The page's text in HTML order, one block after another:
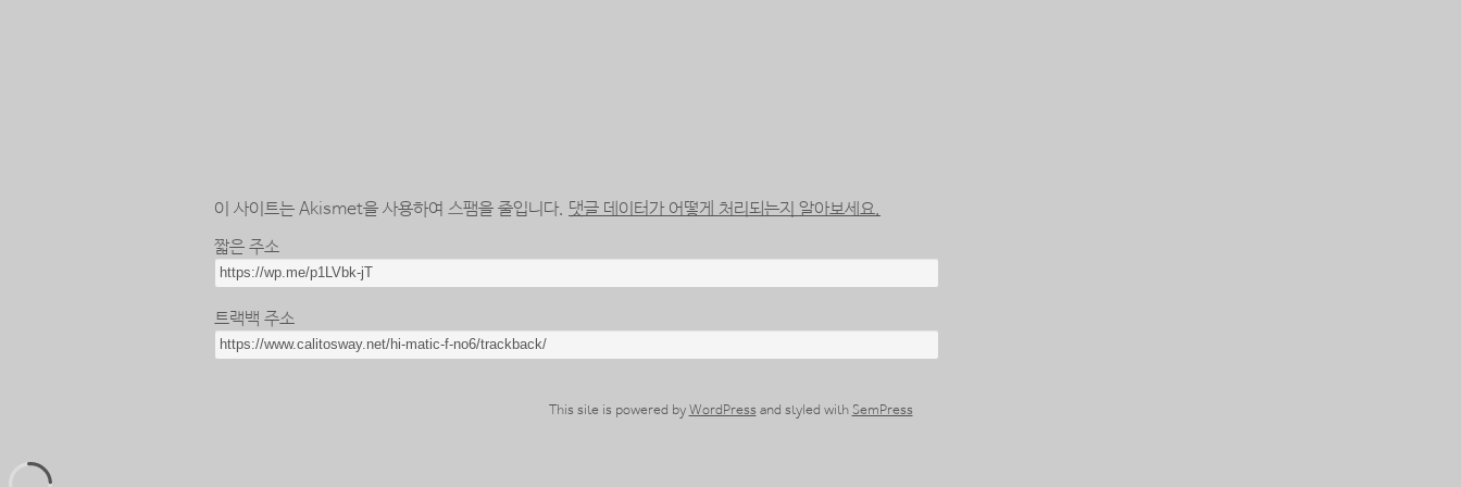
이 사이트는 Akismet을 사용하여 스팸을 줄입니다. 댓글 데이터가 어떻게 처리되는지 알아보세요.
짧은 주소
트랙백 주소
This site is powered by WordPress and styled with SemPress